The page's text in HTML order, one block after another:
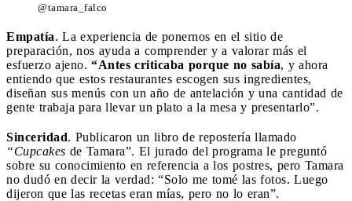
@tamara_falco
Empatía. La experiencia de ponernos en el sitio de
preparación, nos ayuda a comprender y a valorar más el
esfuerzo ajeno. “Antes criticaba porque no sabía, y ahora
entiendo que estos restaurantes escogen sus ingredientes,
diseñan sus menús con un año de antelación y una cantidad de
gente trabaja para llevar un plato a la mesa y presentarlo”.
Sinceridad. Publicaron un libro de repostería llamado
“Cupcakes de Tamara”. El jurado del programa le preguntó
sobre su conocimiento en referencia a los postres, pero Tamara
no dudó en decir la verdad: “Solo me tomé las fotos. Luego
dijeron que las recetas eran mías, pero no lo eran”.